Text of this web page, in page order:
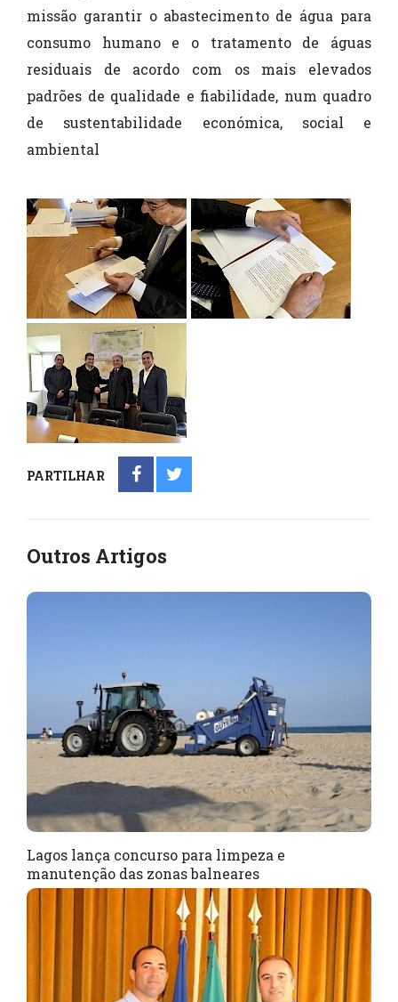
missão garantir o abastecimento de água para
consumo humano e o tratamento de águas
residuais de acordo com os mais elevados
padrões de qualidade e fiabilidade, num quadro
de sustentabilidade económica, social e
ambiental
PARTILHAR
Outros Artigos
Lagos lança concurso para limpeza e
manutenção das zonas balneares